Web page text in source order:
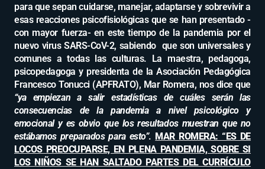
para que sepan cuidarse, manejar, adaptarse y sobrevivir a
esas reacciones psicofisiológicas que se han presentado -
con mayor fuerza- en este tiempo de la pandemia por el
nuevo virus SARS-CoV-2, sabiendo que son universales y
comunes a todas las culturas. La maestra, pedagoga,
psicopedagoga y presidenta de la Asociación Pedagógica
Francesco Tonucci (APFRATO), Mar Romera, nos dice que
“ya empiezan a salir estadísticas de cuáles serán las
consecuencias de la pandemia a nivel psicológico y
emocional y es obvio que los resultados muestran que no
estábamos preparados para esto”. MAR ROMERA: “ES DE
LOCOS PREOCUPARSE, EN PLENA PANDEMIA, SOBRE SI
LOS NIÑOS SE HAN SALTADO PARTES DEL CURRÍCULO